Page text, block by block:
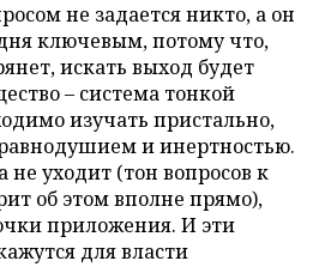
не задается никто, а он
ключевым, потому что,
искать выход будет
– система тонкой
изучать пристально,
и инертностью.
не уходит (тон вопросов к
об этом вполне прямо),
приложения. И эти
для власти